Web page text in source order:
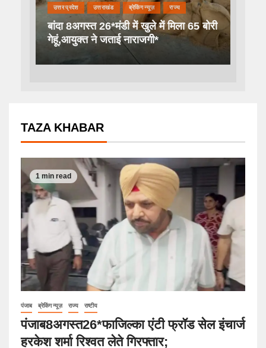
उत्तर प्रदेश उत्तराखंड ब्रेकिंग न्यूज़ राज्य
बांदा 8अगस्त 26*मंडी में खुले में मिला 65 बोरी
गेहूं,आयुक्त ने जताई नाराजगी*
TAZA KHABAR
1 min read
पंजाब ब्रेकिंग न्यूज़ राज्य राष्टीय
पंजाब8अगस्त26*फाजिल्का एंटी फ्रॉड सेल इंचार्ज
हरकेश शर्मा रिश्वत लेते गिरफ्तार;